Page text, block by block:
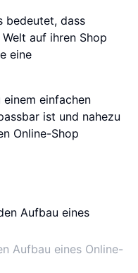
bedeutet, dass
auf ihren Shop
eine
einem einfachen
ist und nahezu
Online-Shop
Aufbau eines Online-